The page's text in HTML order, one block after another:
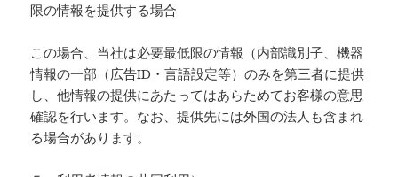
限の情報を提供する場合
この場合、当社は必要最低限の情報（内部識別子、機器
情報の一部（広告ID・言語設定等）のみを第三者に提供
し、他情報の提供にあたってはあらためてお客様の意思
確認を行います。なお、提供先には外国の法人も含まれ
る場合があります。